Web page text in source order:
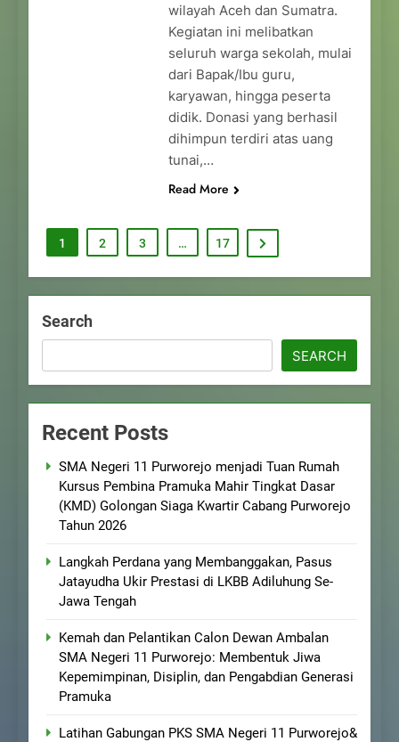
wilayah Aceh dan Sumatra.
Kegiatan ini melibatkan
seluruh warga sekolah, mulai
dari Bapak/Ibu guru,
karyawan, hingga peserta
didik. Donasi yang berhasil
dihimpun terdiri atas uang
tunai,…
Read More
1 2 3 … 17
Search
SEARCH
Recent Posts
SMA Negeri 11 Purworejo menjadi Tuan Rumah
Kursus Pembina Pramuka Mahir Tingkat Dasar
(KMD) Golongan Siaga Kwartir Cabang Purworejo
Tahun 2026
Langkah Perdana yang Membanggakan, Pasus
Jatayudha Ukir Prestasi di LKBB Adiluhung Se-
Jawa Tengah
Kemah dan Pelantikan Calon Dewan Ambalan
SMA Negeri 11 Purworejo: Membentuk Jiwa
Kepemimpinan, Disiplin, dan Pengabdian Generasi
Pramuka
Latihan Gabungan PKS SMA Negeri 11 Purworejo&